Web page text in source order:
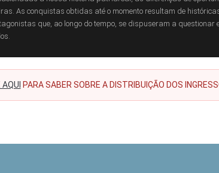
As conquistas obtidas até o momento resultam de
que, ao longo do tempo, se dispuseram a questionar
AQUI PARA SABER SOBRE A DISTRIBUIÇÃO DOS